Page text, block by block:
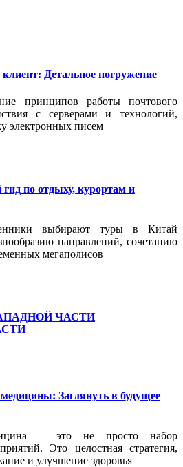
Детальное погружение
принципов работы почтового
с серверами и технологий,
электронных писем
по отдыху, курортам и
выбирают туры в Китай
направлений, сочетанию
мегаполисов
ЧАСТИ
Заглянуть в будущее
– это не просто набор
Это целостная стратегия,
и улучшение здоровья